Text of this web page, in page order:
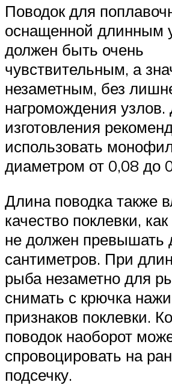
Поводок для
оснащенной длинным
должен быть очень
чувствительным, а
незаметным, без
нагромождения узлов.
изготовления
использовать
диаметром от 0,08 до
Длина поводка также
качество поклевки,
не должен превышать
сантиметров. При
рыба незаметно для
снимать с крючка
признаков поклевки.
поводок наоборот
спровоцировать на
подсечку.